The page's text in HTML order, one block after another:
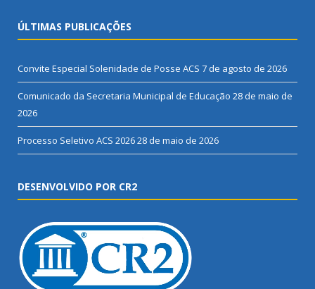
ÚLTIMAS PUBLICAÇÕES
Convite Especial Solenidade de Posse ACS 7 de agosto de 2026
Comunicado da Secretaria Municipal de Educação 28 de maio de
2026
Processo Seletivo ACS 202628 de maio de 2026
DESENVOLVIDO POR CR2